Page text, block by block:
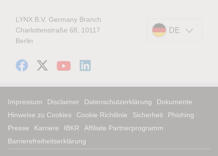
LYNX B.V. Germany Branch
Charlottenstraße 68, 10117
Berlin
DE
Impressum Disclaimer Datenschutzerklärung
Dokumente
Hinweise zu Cookies
Cookie Richtlinie Sicherheit
Phishing
Presse
Karriere IBKR
Affiliate Partnerprogramm
Barrierefreiheitserklärung